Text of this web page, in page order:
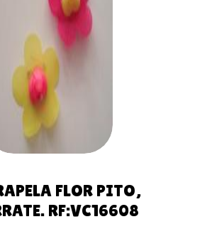
AL
CARRITO
FLOR PITO,
RF:VC16608